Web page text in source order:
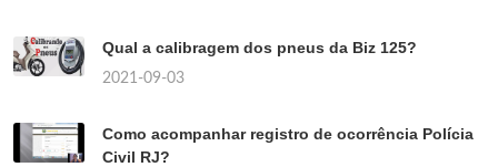
Qual a calibragem dos pneus da Biz 125?
2021-09-03
Como acompanhar registro de ocorrência Polícia
Civil RJ?